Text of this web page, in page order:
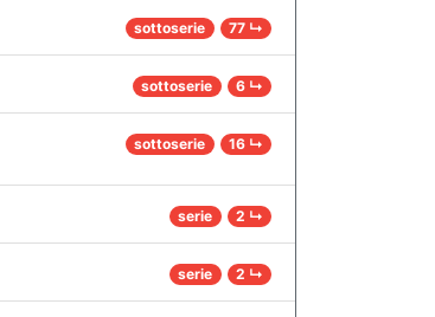
sottoserie 77 ↳
sottoserie 6 ↳
sottoserie 16 ↳
serie 2 ↳
serie 2 ↳